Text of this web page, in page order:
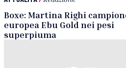
Boxe: Martina Righi
europea Ebu Gold nei pesi
superpiuma